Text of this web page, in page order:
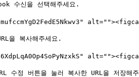
수신을 선택해주세요.
을 복사해주세요.
수정 버튼을 눌러 복사한 URL을 저장해